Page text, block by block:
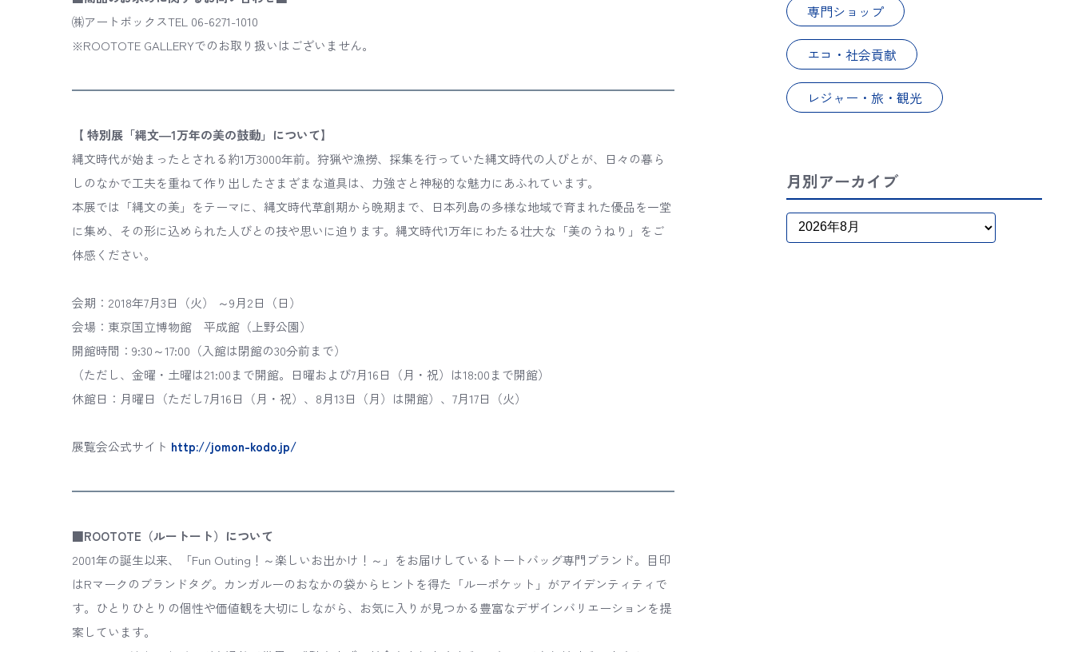
㈱アートボックスTEL 06-6271-1010
※ROOTOTE GALLERYでのお取り扱いはございません。
【 特別展「縄文―1万年の美の鼓動」について】
縄文時代が始まったとされる約1万3000年前。狩猟や漁撈、採集を行っていた縄文時代の人びとが、日々の暮ら
しのなかで工夫を重ねて作り出したさまざまな道具は、力強さと神秘的な魅力にあふれています。
本展では「縄文の美」をテーマに、縄文時代草創期から晩期まで、日本列島の多様な地域で育まれた優品を一堂
に集め、その形に込められた人びとの技や思いに迫ります。縄文時代1万年にわたる壮大な「美のうねり」をご
体感ください。
会期：2018年7月3日（火） ～9月2日（日）
会場：東京国立博物館 平成館（上野公園）
開館時間：9:30～17:00（入館は閉館の30分前まで）
（ただし、金曜・土曜は21:00まで開館。日曜および7月16日（月・祝）は18:00まで開館）
休館日：月曜日（ただし7月16日（月・祝）、8月13日（月）は開館）、7月17日（火）
展覧会公式サイト http://jomon-kodo.jp/
■ROOTOTE（ルートート）について
2001年の誕生以来、「Fun Outing！～楽しいお出かけ！～」をお届けしているトートバッグ専門ブランド。目印
はRマークのブランドタグ。カンガルーのおなかの袋からヒントを得た「ルーポケット」がアイデンティティで
す。ひとりひとりの個性や価値観を大切にしながら、お気に入りが見つかる豊富なデザインバリエーションを提
案しています。
専門ショップ
エコ・社会貢献
レジャー・旅・観光
月別アーカイブ